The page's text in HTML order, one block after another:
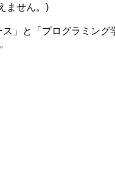
ません。)
」と「プログラミング